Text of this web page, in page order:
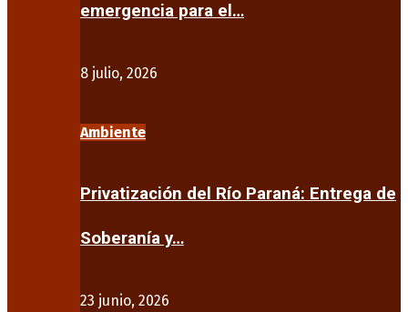
emergencia para el…
8 julio, 2026
Ambiente
Privatización del Río Paraná: Entrega de
Soberanía y…
23 junio, 2026